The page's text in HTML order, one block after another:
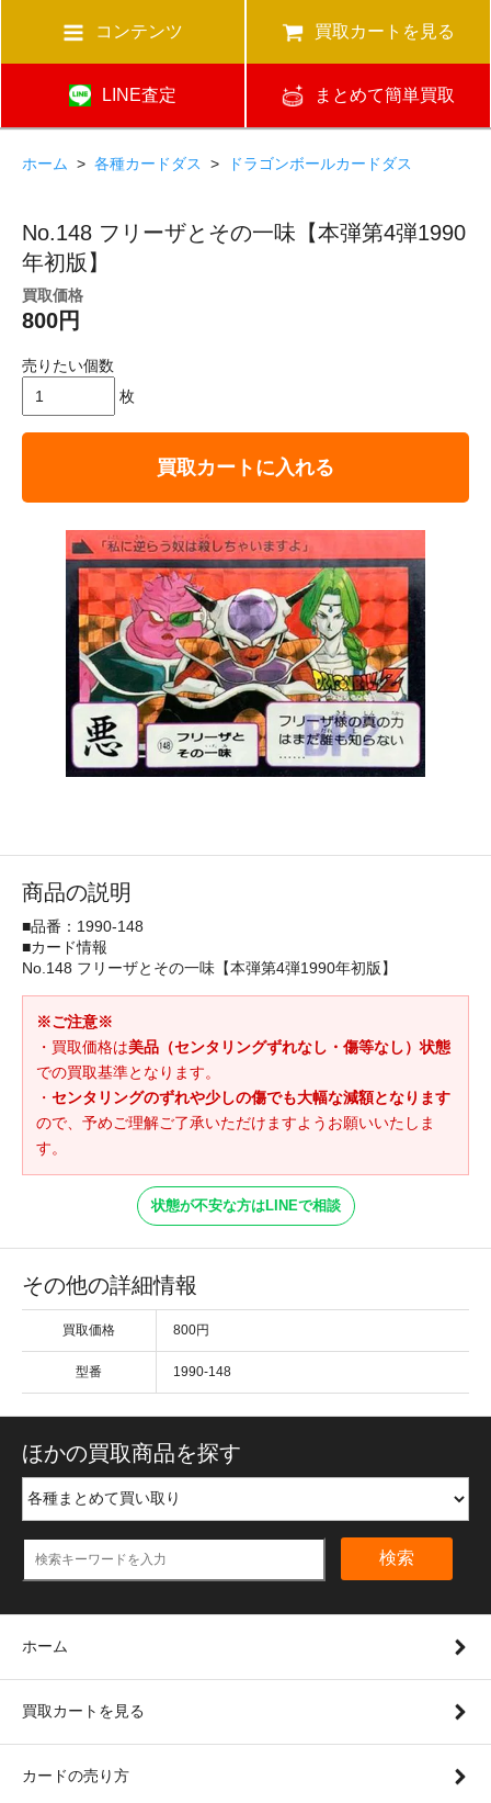
コンテンツ 買取カートを見る
LINE査定 まとめて簡単買取
ホーム > 各種カードダス > ドラゴンボールカードダス
No.148 フリーザとその一味【本弾第4弾1990
年初版】
買取価格
800円
売りたい個数
枚
買取カートに入れる
商品の説明
■品番：1990-148
■カード情報
No.148 フリーザとその一味【本弾第4弾1990年初版】
※ご注意※
・買取価格は美品（センタリングずれなし・傷等なし）状態
での買取基準となります。
・ センタリングのずれや少しの傷でも大幅な減額となります
ので、予めご理解ご了承いただけますようお願いいたしま
す。
状態が不安な方はLINEで相談
その他の詳細情報
買取価格 800円
型番 1990-148
ほかの買取商品を探す
検索
ホーム
買取カートを見る
カードの売り方